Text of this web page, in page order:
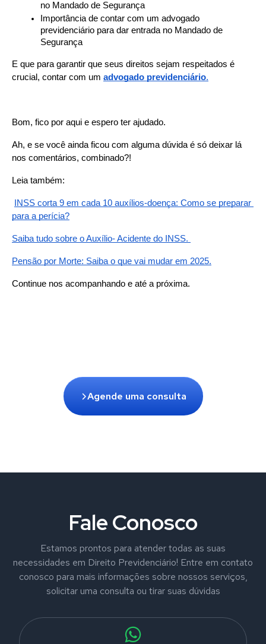
no Mandado de Segurança
Importância de contar com um advogado
previdenciário para dar entrada no Mandado de
Segurança
E que para garantir que seus direitos sejam respeitados é
crucial, contar com um advogado previdenciário.
Bom, fico por aqui e espero ter ajudado.
Ah, e se você ainda ficou com alguma dúvida é só deixar lá
nos comentários, combinado?!
Leia também:
INSS corta 9 em cada 10 auxílios-doença: Como se preparar
para a perícia?
Saiba tudo sobre o Auxílio- Acidente do INSS.
Pensão por Morte: Saiba o que vai mudar em 2025.
Continue nos acompanhando e até a próxima.
Agende uma consulta
Fale Conosco
Estamos prontos para atender todas as suas
necessidades em Direito Previdenciário! Entre em contato
conosco para mais informações sobre nossos serviços,
solicitar uma consulta ou tirar suas dúvidas